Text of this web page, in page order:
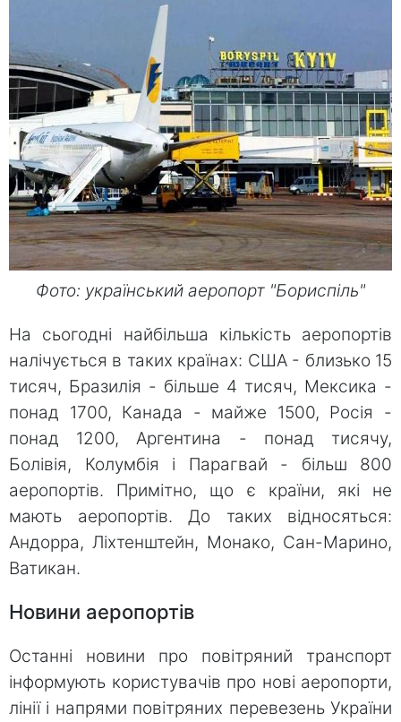
Фото: український аеропорт "Бориспіль"
На сьогодні найбільша кількість аеропортів
налічується в таких країнах: США - близько 15
тисяч, Бразилія - ​​більше 4 тисяч, Мексика -
понад 1700, Канада - майже 1500, Росія -
понад 1200, Аргентина - понад тисячу,
Болівія, Колумбія і Парагвай - більш 800
аеропортів. Примітно, що є країни, які не
мають аеропортів. До таких відносяться:
Андорра, Ліхтенштейн, Монако, Сан-Марино,
Ватикан.
Новини аеропортів
Останні новини про повітряний транспорт
інформують користувачів про нові аеропорти,
лінії і напрями повітряних перевезень України